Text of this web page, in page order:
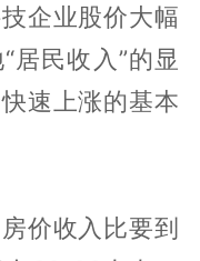
企业股价大幅
居民收入”的显
速上涨的基本
价收入比要到